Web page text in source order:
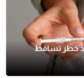
خطر تساقط